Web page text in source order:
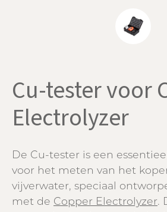
Cu-tester voor
Electrolyzer
De Cu-tester is een
voor het meten van het
vijverwater, speciaal
met de Copper Electrolyzer.